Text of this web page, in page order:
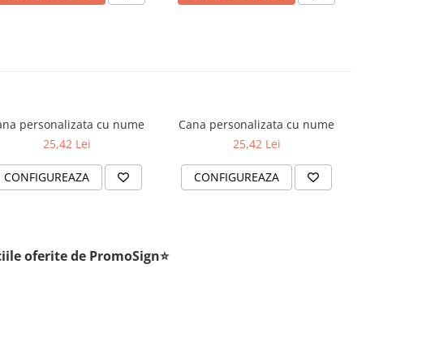
personalizata cu nume
25,42 Lei
CONFIGUREAZA
Cana personalizata cu nume
25,42 Lei
CONFIGUREAZA
oferite de PromoSign⭐